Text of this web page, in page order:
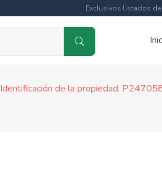
Exclusivos listados de
Identificación de la propiedad: